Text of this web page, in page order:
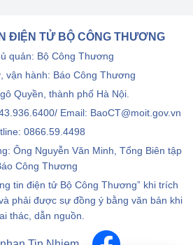
ĐIỆN TỬ BỘ CÔNG THƯƠNG
quản: Bộ Công Thương
vận hành: Báo Công Thương
Quyền, thành phố Hà Nội.
Email: BaoCT@moit.gov.vn
0866.59.4498
Ông Nguyễn Văn Minh, Tổng Biên tập
Công Thương
tin điện tử Bộ Công Thương” khi trích
phải được sự đồng ý bằng văn bản khi
thác, dẫn nguồn.